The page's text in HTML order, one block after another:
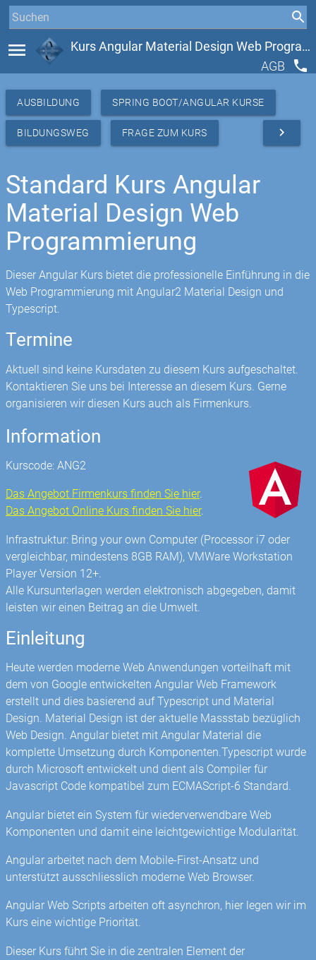
menu
Kurs Angular Material Design Web Programmierung
AGB
phone
AUSBILDUNG SPRING BOOT/ANGULAR KURSE
BILDUNGSWEG FRAGE ZUM KURS navigate_next
Standard Kurs Angular
Material Design Web
Programmierung
Dieser Angular Kurs bietet die professionelle Einführung in die
Web Programmierung mit Angular2 Material Design und
Typescript.
Termine
Aktuell sind keine Kursdaten zu diesem Kurs aufgeschaltet.
Kontaktieren Sie uns bei Interesse an diesem Kurs. Gerne
organisieren wir diesen Kurs auch als Firmenkurs.
Information
Kurscode: ANG2
Das Angebot Firmenkurs finden Sie hier.
Das Angebot Online Kurs finden Sie hier.
Infrastruktur: Bring your own Computer (Processor i7 oder
vergleichbar, mindestens 8GB RAM), VMWare Workstation
Player Version 12+.
Alle Kursunterlagen werden elektronisch abgegeben, damit
leisten wir einen Beitrag an die Umwelt.
Einleitung
Heute werden moderne Web Anwendungen vorteilhaft mit
dem von Google entwickelten Angular Web Framework
erstellt und dies basierend auf Typescript und Material
Design. Material Design ist der aktuelle Massstab bezüglich
Web Design. Angular bietet mit Angular Material die
komplette Umsetzung durch Komponenten.Typescript wurde
durch Microsoft entwickelt und dient als Compiler für
Javascript Code kompatibel zum ECMAScript-6 Standard.
Angular bietet ein System für wiederverwendbare Web
Komponenten und damit eine leichtgewichtige Modularität.
Angular arbeitet nach dem Mobile-First-Ansatz und
unterstützt ausschliesslich moderne Web Browser.
Angular Web Scripts arbeiten oft asynchron, hier legen wir im
Kurs eine wichtige Priorität.
Dieser Kurs führt Sie in die zentralen Element der